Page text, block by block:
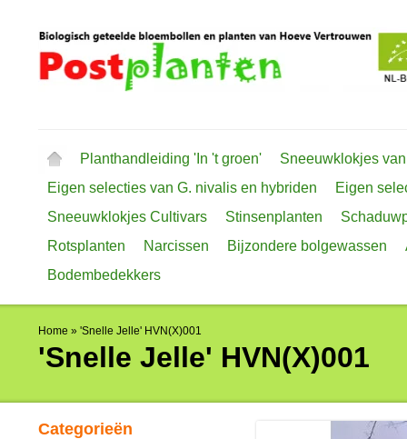
Planthandleiding 'In 't groen'
Sneeuwklokjes
Eigen selecties van G. nivalis en hybriden
Eigen
Sneeuwklokjes Cultivars
Stinsenplanten
Rotsplanten
Narcissen Bijzondere bolgewassen
Bodembedekkers
Home » 'Snelle Jelle' HVN(X)001
'Snelle Jelle' HVN(X)001
Categorieën